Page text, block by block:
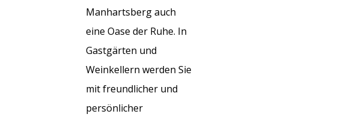
Manhartsberg auch
eine Oase der Ruhe. In
Gastgärten und
Weinkellern werden Sie
mit freundlicher und
persönlicher